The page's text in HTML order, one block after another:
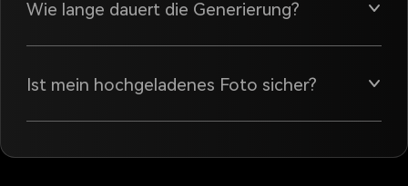
Wie lange dauert die Generierung?
Ist mein hochgeladenes Foto sicher?